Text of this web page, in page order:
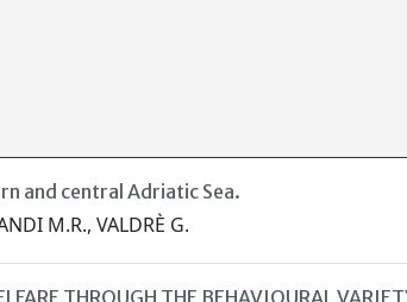
and central Adriatic Sea.
M.R., VALDRÈ G.